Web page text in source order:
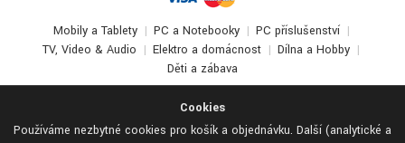
Cookies
Používáme nezbytné cookies pro košík a objednávku. Další (analytické a
Mobily a Tablety PC a Notebooky
PC příslušenství
TV, Video & Audio
Elektro a domácnost
Dílna a Hobby
Děti a zábava